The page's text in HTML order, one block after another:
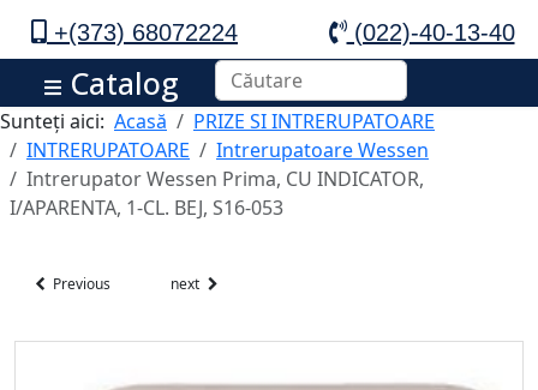
+(373) 68072224 (022)-40-13-40
Catalog
Sunteți aici: Acasă
PRIZE SI INTRERUPATOARE
INTRERUPATOARE
Intrerupatoare Wessen
Intrerupator Wessen Prima, CU INDICATOR,
I/APARENTA, 1-CL. BEJ, S16-053
Previous next